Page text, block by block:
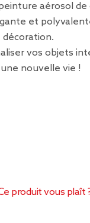
aérosol de
et
décoration.
vos objets
nouvelle vie !
produit vous plaît